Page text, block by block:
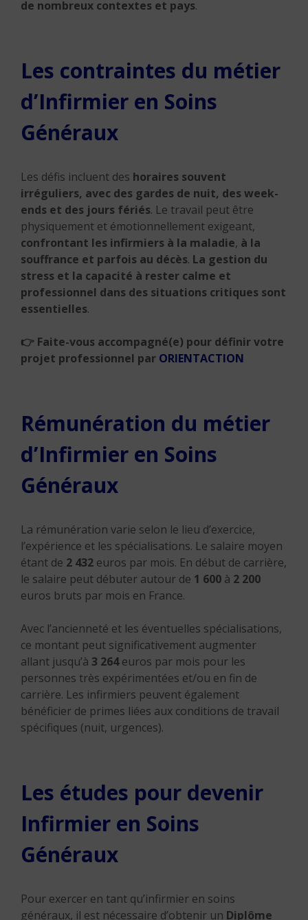
de nombreux contextes et pays.
Les contraintes du métier
d’Infirmier en Soins
Généraux
Les défis incluent des horaires souvent
irréguliers, avec des gardes de nuit, des week-
ends et des jours fériés. Le travail peut être
physiquement et émotionnellement exigeant,
confrontant les infirmiers à la maladie, à la
souffrance et parfois au décès. La gestion du
stress et la capacité à rester calme et
professionnel dans des situations critiques sont
essentielles.
👉 Faite-vous accompagné(e) pour définir votre
projet professionnel par ORIENTACTION
Rémunération du métier
d’Infirmier en Soins
Généraux
La rémunération varie selon le lieu d’exercice,
l’expérience et les spécialisations. Le salaire moyen
étant de 2 432 euros par mois. En début de carrière,
le salaire peut débuter autour de 1 600 à 2 200
euros bruts par mois en France.
Avec l’ancienneté et les éventuelles spécialisations,
ce montant peut significativement augmenter
allant jusqu’à 3 264euros par mois pour les
personnes très expérimentées et/ou en fin de
carrière. Les infirmiers peuvent également
bénéficier de primes liées aux conditions de travail
spécifiques (nuit, urgences).
Les études pour devenir
Infirmier en Soins
Généraux
Pour exercer en tant qu’infirmier en soins
généraux, il est nécessaire d’obtenir un Diplôme